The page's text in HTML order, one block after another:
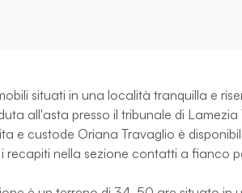
situati in una località tranquilla e
all'asta presso il tribunale di Lamezia
e custode Oriana Travaglio è
recapiti nella sezione contatti a fianco